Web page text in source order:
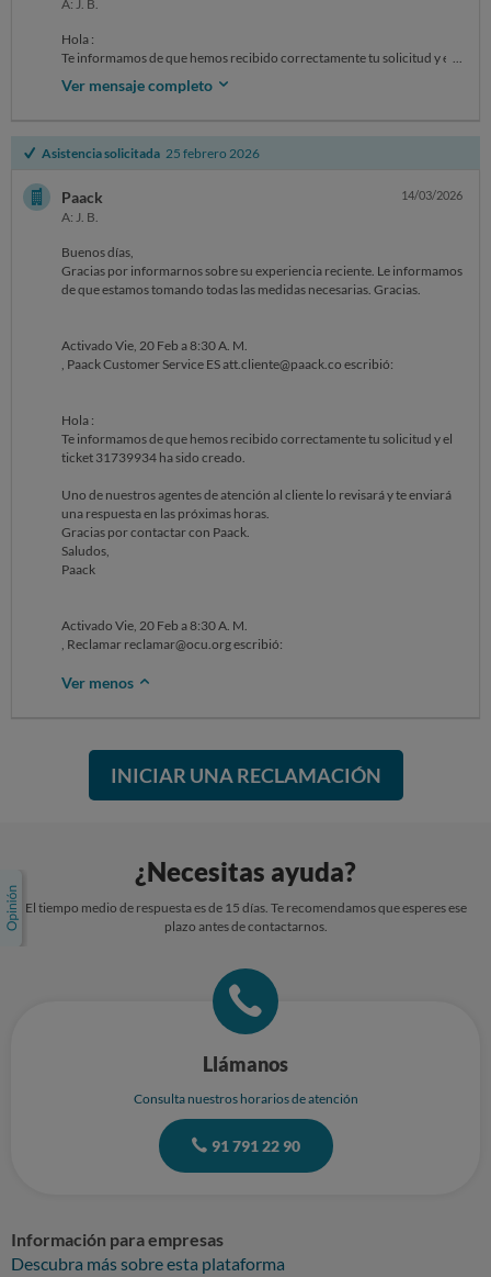
A: J. B.
Hola :
Te informamos de que hemos recibido correctamente tu solicitud y el
ticket 31742759 ha sido creado.
Gracias por contactar con Paack.
Paack
Activado Vie, 20 Feb a 12:45 P. M.
, Reclamar reclamar@ocu.org escribió:
Ver mensaje completo
Asistencia solicitada 25 febrero 2026
Paack
A: J. B.
14/03/2026
Buenos días,
Gracias por informarnos sobre su experiencia reciente. Le informamos
de que estamos tomando todas las medidas necesarias. Gracias.
Activado Vie, 20 Feb a 8:30 A. M.
, Paack Customer Service ES att.cliente@paack.co escribió:
Hola :
Te informamos de que hemos recibido correctamente tu solicitud y el
ticket 31739934 ha sido creado.
Uno de nuestros agentes de atención al cliente lo revisará y te enviará
una respuesta en las próximas horas.
Gracias por contactar con Paack.
Saludos,
Paack
Activado Vie, 20 Feb a 8:30 A. M.
, Reclamar reclamar@ocu.org escribió:
Ver menos
INICIAR UNA RECLAMACIÓN
¿Necesitas ayuda?
El tiempo medio de respuesta es de 15 días. Te recomendamos que esperes ese
plazo antes de contactarnos.
Llámanos
Consulta nuestros horarios de atención
91 791 22 90
Información para empresas
Descubra más sobre esta plataforma